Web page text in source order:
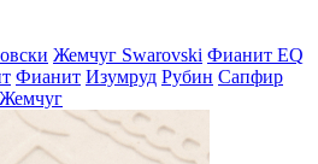
Жемчуг Swarovski Фианит EQ
Фианит Изумруд Рубин Сапфир
Жемчуг